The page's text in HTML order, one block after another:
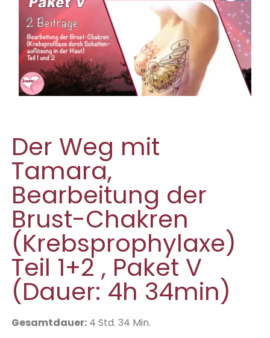
Der Weg mit
Tamara,
Bearbeitung der
Brust-Chakren
(Krebsprophylaxe)
Teil 1+2 , Paket V
(Dauer: 4h 34min)
Gesamtdauer:4 Std. 34 Min.